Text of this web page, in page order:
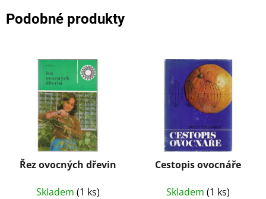
Podobné produkty
Řez ovocných dřevin
Skladem (1 ks)
Cestopis ovocnáře
Skladem (1 ks)